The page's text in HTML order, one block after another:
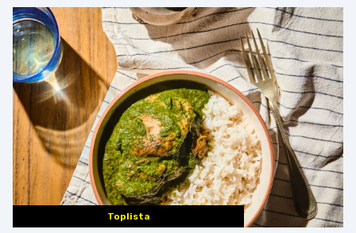
búcsúzik a Pampushka
Főszerepben a
camembert
Toplista